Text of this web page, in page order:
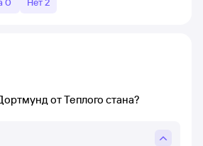
от Теплого стана?